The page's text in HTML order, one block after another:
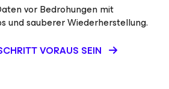
vor Bedrohungen mit
und sauberer Wiederherstellung.
VORAUS SEIN